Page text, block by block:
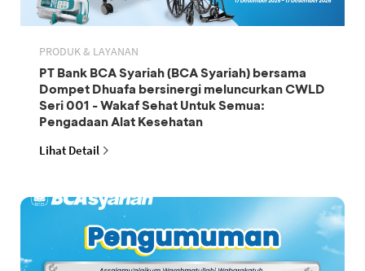
PRODUK & LAYANAN
PT Bank BCA Syariah (BCA Syariah) bersama
Dompet Dhuafa bersinergi meluncurkan CWLD
Seri 001 - Wakaf Sehat Untuk Semua:
Pengadaan Alat Kesehatan
Lihat Detail